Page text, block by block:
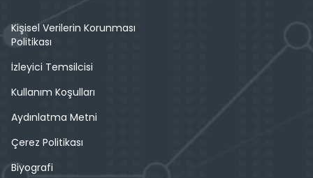
Kişisel Verilerin Korunması
Politikası
İzleyici Temsilcisi
Kullanım Koşulları
Aydınlatma Metni
Çerez Politikası
Biyografi